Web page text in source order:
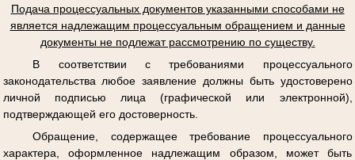
Подача процессуальных документов указанными способами не
является надлежащим процессуальным обращением и данные
документы не подлежат рассмотрению по существу.
В соответствии с требованиями процессуального
законодательства любое заявление должны быть удостоверено
личной подписью лица (графической или электронной),
подтверждающей его достоверность.
Обращение, содержащее требование процессуального
характера, оформленное надлежащим образом, может быть